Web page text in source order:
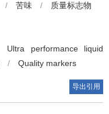
/ 苦味 / 质量标志物
Ultra performance liquid
/ Quality markers
导出引用